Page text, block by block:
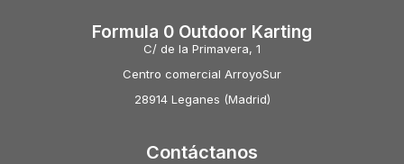
Formula 0 Outdoor Karting
C/ de la Primavera, 1
Centro comercial ArroyoSur
28914 Leganes (Madrid)
Contáctanos